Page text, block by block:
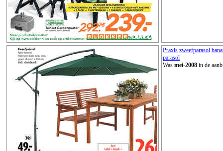
Praxis zweefparasol
parasol
Was mei-2008 in de